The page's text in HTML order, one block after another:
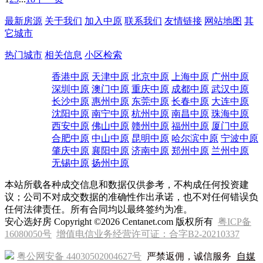
最新房源 关于我们 加入中原 联系我们 友情链接 网站地图 其
它城市
热门城市 相关信息 小区检索
香港中原 天津中原 北京中原 上海中原 广州中原
深圳中原 澳门中原 重庆中原 成都中原 武汉中原
长沙中原 惠州中原 东莞中原 长春中原 大连中原
沈阳中原 南宁中原 杭州中原 南昌中原 珠海中原
西安中原 佛山中原 赣州中原 福州中原 厦门中原
合肥中原 中山中原 昆明中原 哈尔滨中原 宁波中原
肇庆中原 襄阳中原 济南中原 郑州中原 兰州中原
无锡中原 扬州中原
本站所载各种成交信息和数据仅供参考，不构成任何投资建
议；公司不对成交数据的准确性作出承诺，也不对任何错误负
任何法律责任。所有合同均以最终签约为准。
安心选好房 Copyright ©2026 Centanet.com 版权所有 粤ICP备
16080050号 增值电信业务经营许可证：合字B2-20210337
粤公网安备 44030502004627号 严禁返佣，诚信服务 自媒